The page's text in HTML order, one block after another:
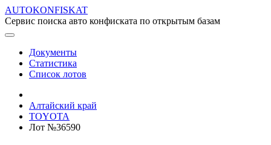
AUTOKONFISKAT
Сервис поиска авто конфиската по открытым базам
Документы
Статистика
Список лотов
Алтайский край
TOYOTA
Лот №36590